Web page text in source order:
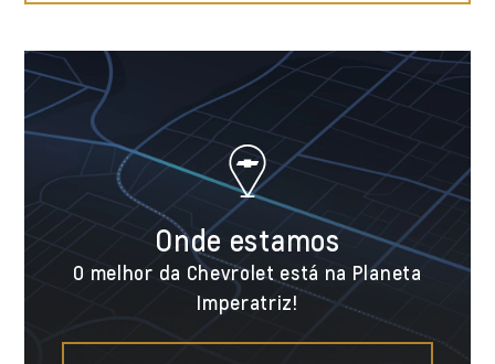
Onde estamos
O melhor da Chevrolet está na Planeta
Imperatriz!